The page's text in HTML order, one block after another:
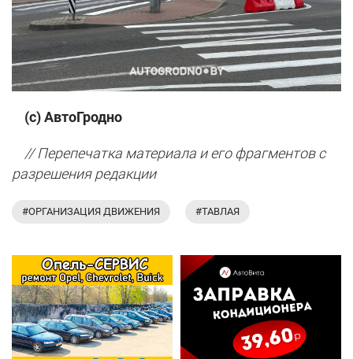
(с) АвтоГродно
// Перепечатка материала и его фрагментов с
разрешения редакции
#ОРГАНИЗАЦИЯ ДВИЖЕНИЯ #ТАВЛАЯ